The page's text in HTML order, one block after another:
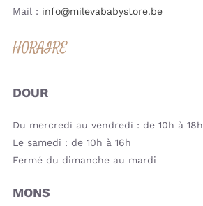
Mail : info@milevababystore.be
HORAIRE
DOUR
Du mercredi au vendredi : de 10h à 18h
Le samedi : de 10h à 16h
Fermé du dimanche au mardi
MONS